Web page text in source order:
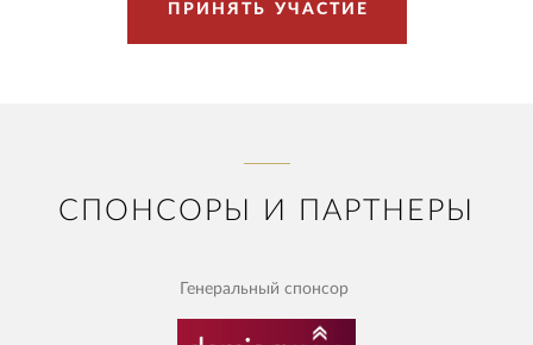
П Р И Н Я Т Ь УЧ АСТ И Е
СПОНСОРЫ И ПАРТНЕРЫ
Генеральный спонсор